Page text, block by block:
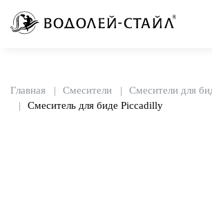
Главная Смесители
Смесители для
Смеситель для биде Piccadilly